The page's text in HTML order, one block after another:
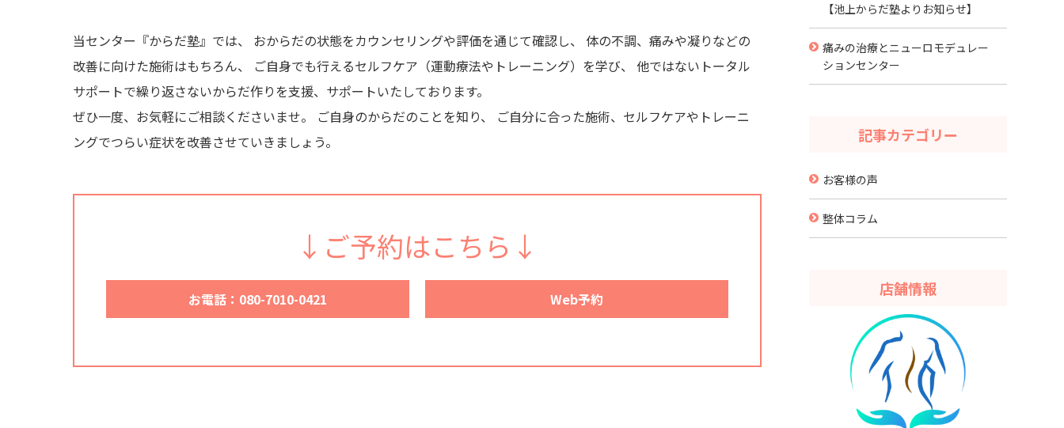
当センター『からだ塾』では、 おからだの状態をカウンセリングや評価を通じて確認し、 体の不調、痛みや凝りなどの
改善に向けた施術はもちろん、 ご自身でも行えるセルフケア（運動療法やトレーニング）を学び、 他ではないトータル
サポートで繰り返さないからだ作りを支援、サポートいたしております。
ぜひ一度、お気軽にご相談くださいませ。 ご自身のからだのことを知り、 ご自分に合った施術、セルフケアやトレーニ
ングでつらい症状を改善させていきましょう。
↓ご予約はこちら↓
お電話：080-7010-0421 Web予約
【池上からだ塾よりお知らせ】
痛みの治療とニューロモデュレー
ションセンター
記事カテゴリー
お客様の声
整体コラム
店舗情報